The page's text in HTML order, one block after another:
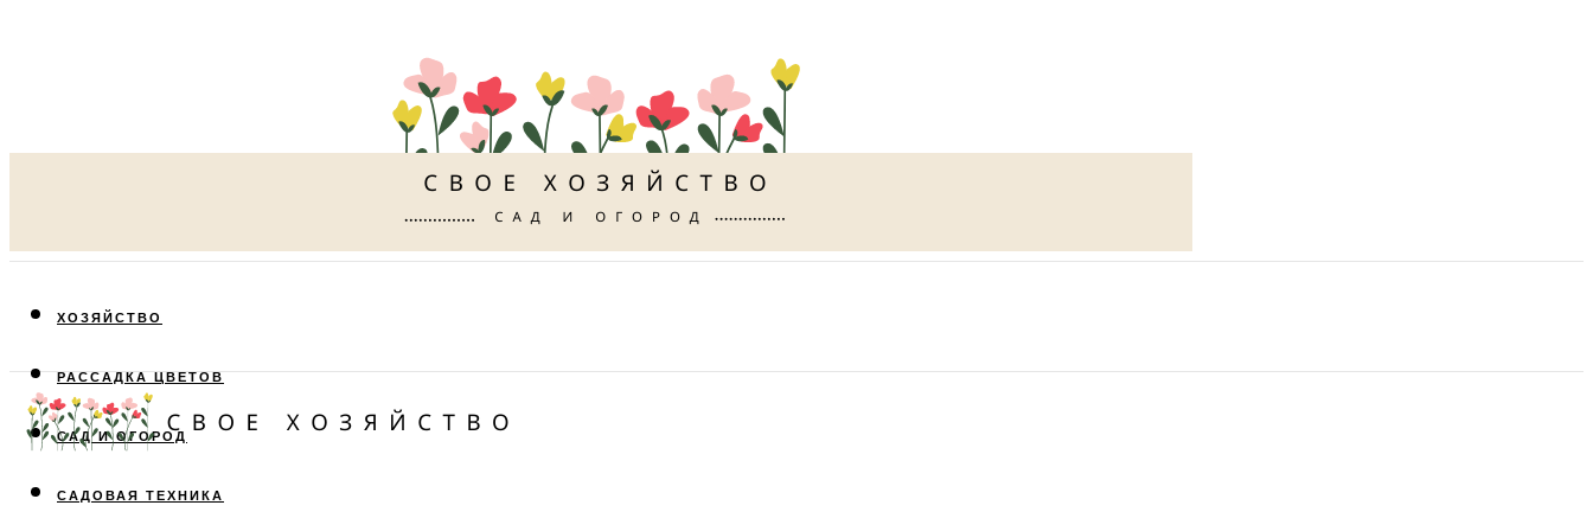
ХОЗЯЙСТВО
РАССАДКА ЦВЕТОВ
САД И ОГОРОД
САДОВАЯ ТЕХНИКА